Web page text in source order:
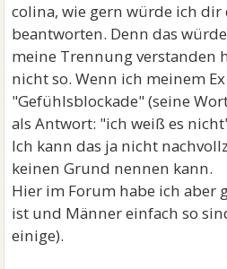
colina, wie gern würde ich dir
beantworten. Denn das
meine Trennung verstanden
nicht so. Wenn ich meinem
"Gefühlsblockade" (seine
als Antwort: "ich weiß es
Ich kann das ja nicht
keinen Grund nennen kann.
Hier im Forum habe ich aber
ist und Männer einfach so
einige).